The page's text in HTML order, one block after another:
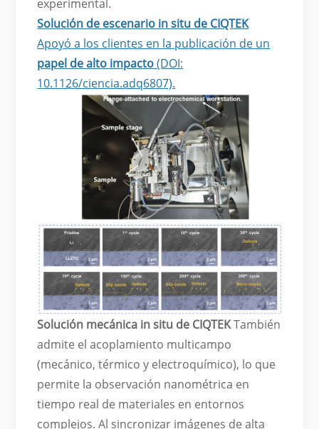
experimental.
Solución de escenario in situ de CIQTEK
Apoyó a los clientes en la publicación de un
papel de alto impacto(DOI:
10.1126/ciencia.adq6807).
Solución mecánica in situ de CIQTEKTambién
admite el acoplamiento multicampo
(mecánico, térmico y electroquímico), lo que
permite la observación nanométrica en
tiempo real de materiales en entornos
complejos. Al sincronizar imágenes de alta